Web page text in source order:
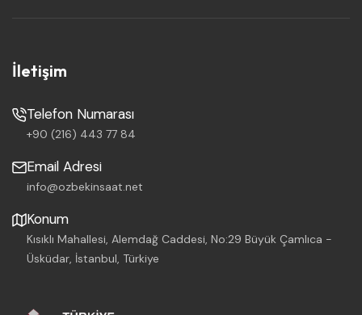
İletişim
Telefon Numarası
+90 (216) 443 77 84
Email Adresi
info@ozbekinsaat.net
Konum
Kısıklı Mahallesi, Alemdağ Caddesi, No:29 Büyük Çamlıca -
Üsküdar, İstanbul, Türkiye